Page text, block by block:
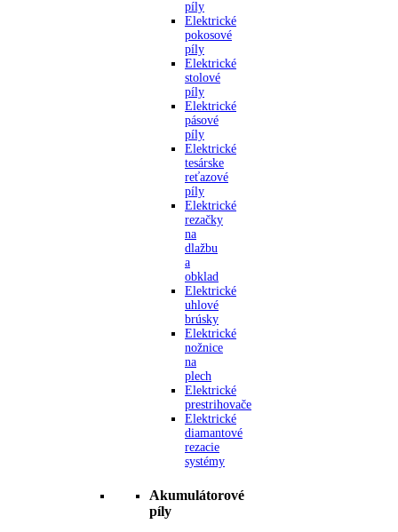
píly
Elektrické
pokosové
píly
Elektrické
stolové
píly
Elektrické
pásové
píly
Elektrické
tesárske
reťazové
píly
Elektrické
rezačky
na
dlažbu
a
obklad
Elektrické
uhlové
brúsky
Elektrické
nožnice
na
plech
Elektrické
prestrihovače
Elektrické
diamantové
rezacie
systémy
Akumulátorové
píly